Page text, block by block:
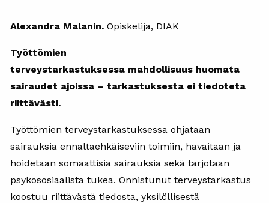
Alexandra Malanin. Opiskelija, DIAK
Työttömien
terveystarkastuksessa mahdollisuus huomata
sairaudet ajoissa – tarkastuksesta ei tiedoteta
riittävästi.
Työttömien terveystarkastuksessa ohjataan
sairauksia ennaltaehkäiseviin toimiin, havaitaan ja
hoidetaan somaattisia sairauksia sekä tarjotaan
psykososiaalista tukea. Onnistunut terveystarkastus
koostuu riittävästä tiedosta, yksilöllisestä